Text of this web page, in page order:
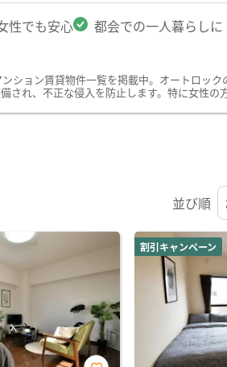
性でも安心 都会での一人暮らしに
ション賃貸物件一覧を掲載中。オートロッ
れ、不正な侵入を防止します。特に女性の
並び順
割引キャンペーン